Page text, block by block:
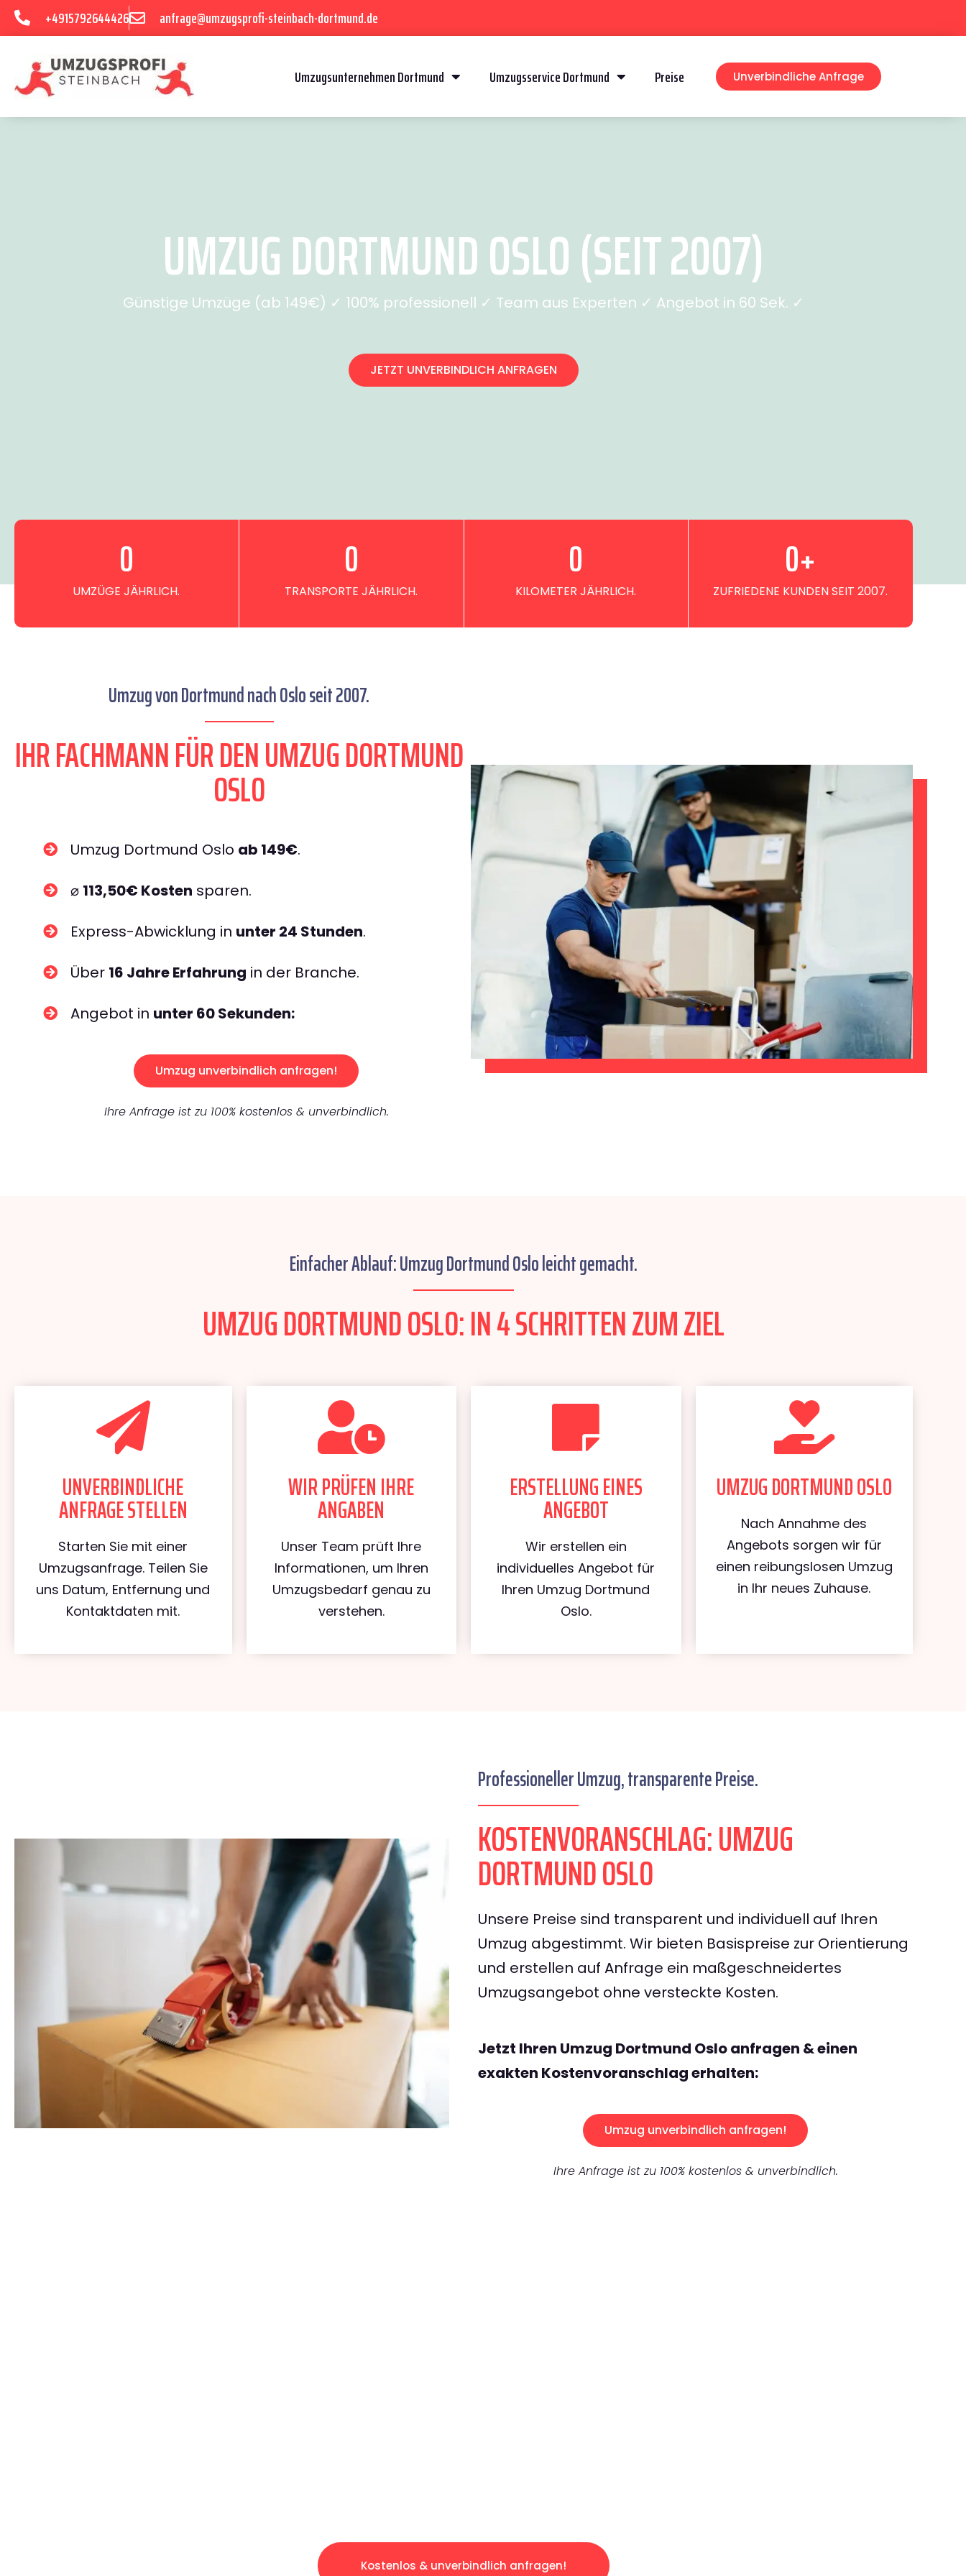
+4915792644426 anfrage@umzugsprofi-steinbach-dortmund.de
Umzugsunternehmen Dortmund Umzugsservice Dortmund Preise Unverbindliche Anfrage
UMZUG DORTMUND OSLO (SEIT 2007)
Günstige Umzüge (ab 149€) ✓ 100% professionell ✓ Team aus Experten ✓ Angebot in 60 Sek. ✓
JETZT UNVERBINDLICH ANFRAGEN
UMZÜGE JÄHRLICH.
0
TRANSPORTE JÄHRLICH.
0
KILOMETER JÄHRLICH.
0
ZUFRIEDENE KUNDEN SEIT 2007.
0+
Umzug von Dortmund nach Oslo seit 2007.
IHR FACHMANN FÜR DEN UMZUG DORTMUND
OSLO
Umzug Dortmund Oslo ab 149€.
⌀ 113,50€ Kosten sparen.
Express-Abwicklung in unter 24 Stunden.
Über 16 Jahre Erfahrung in der Branche.
Angebot in unter 60 Sekunden:
Umzug unverbindlich anfragen!
Ihre Anfrage ist zu 100% kostenlos & unverbindlich.
Einfacher Ablauf: Umzug Dortmund Oslo leicht gemacht.
UMZUG DORTMUND OSLO: IN 4 SCHRITTEN ZUM ZIEL
UNVERBINDLICHE
ANFRAGE STELLEN
Starten Sie mit einer
Umzugsanfrage. Teilen Sie
uns Datum, Entfernung und
Kontaktdaten mit.
WIR PRÜFEN IHRE
ANGABEN
Unser Team prüft Ihre
Informationen, um Ihren
Umzugsbedarf genau zu
verstehen.
ERSTELLUNG EINES
ANGEBOT
Wir erstellen ein
individuelles Angebot für
Ihren Umzug Dortmund
Oslo.
UMZUG DORTMUND OSLO
Nach Annahme des
Angebots sorgen wir für
einen reibungslosen Umzug
in Ihr neues Zuhause.
Professioneller Umzug, transparente Preise.
KOSTENVORANSCHLAG: UMZUG
DORTMUND OSLO
Unsere Preise sind transparent und individuell auf Ihren
Umzug abgestimmt. Wir bieten Basispreise zur Orientierung
und erstellen auf Anfrage ein maßgeschneidertes
Umzugsangebot ohne versteckte Kosten.
Jetzt Ihren Umzug Dortmund Oslo anfragen & einen
exakten Kostenvoranschlag erhalten:
Umzug unverbindlich anfragen!
Ihre Anfrage ist zu 100% kostenlos & unverbindlich.
Kostenlos & unverbindlich anfragen!